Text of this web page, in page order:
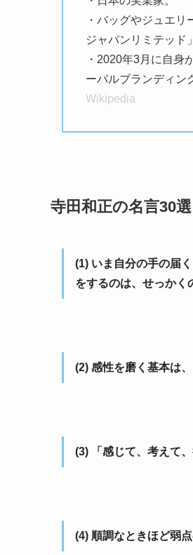
・バッグやジュエ
ジャパンリミテッド
・2020年3月に自身
ーバルブランディン
Wikipedia
寺田和正の名言30選
(1) いま自分の手の届
をするのは、せっかく
(2) 感性を磨く基本は
(3) 「感じて、考えて
(4) 順調なときほど弱